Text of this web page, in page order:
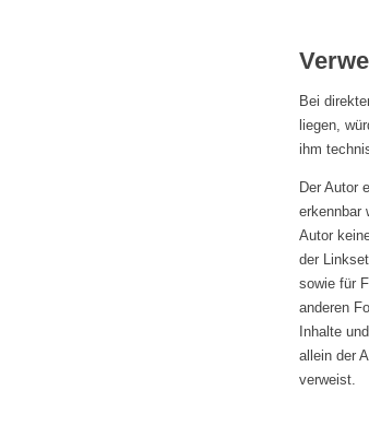
Bei
liegen,
ihm
Der Autor
erkennbar
Autor
der
sowie für
anderen
Inhalte
allein der
verweist.